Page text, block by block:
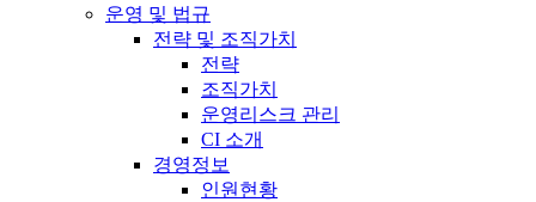
운영 및 법규
전략 및 조직가치
전략
조직가치
운영리스크 관리
CI 소개
경영정보
인원현황